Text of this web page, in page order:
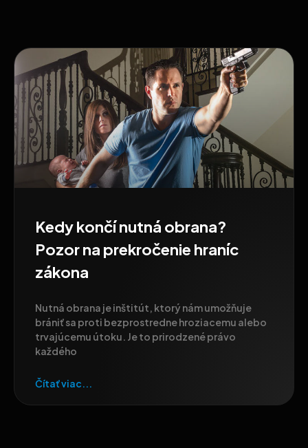
Kedy končí nutná obrana?
Pozor na prekročenie hraníc
zákona
Nutná obrana je inštitút, ktorý nám umožňuje
brániť sa proti bezprostredne hroziacemu alebo
trvajúcemu útoku. Je to prirodzené právo
každého
Čítať viac...